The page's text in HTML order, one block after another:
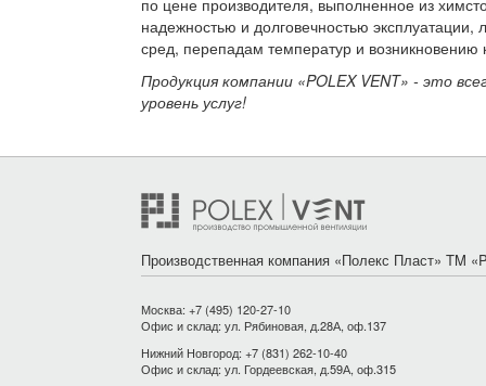
по цене производителя, выполненное из
надежностью и долговечностью эксплуатации,
сред, перепадам температур и возникновению
Продукция компании «POLEX VENT» - это
уровень услуг!
Производственная компания «Полекс Пласт» TM
Москва: +7 (495) 120-27-10
Офис и склад: ул. Рябиновая, д.28А, оф.137
Нижний Новгород: +7 (831) 262-10-40
Офис и склад: ул. Гордеевская, д.59А, оф.315